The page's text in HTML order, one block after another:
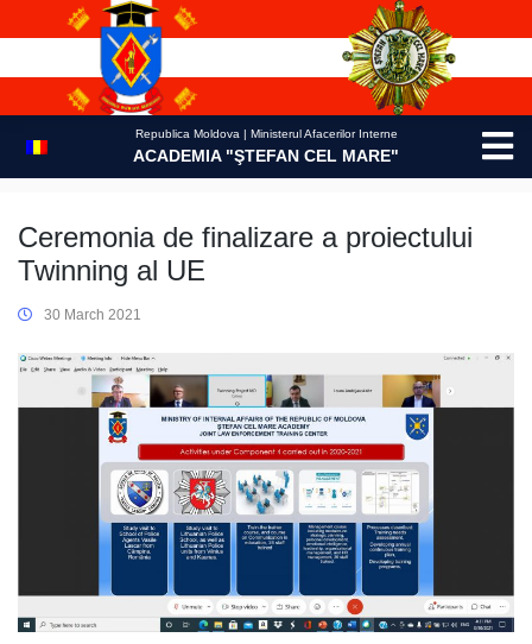
Republica Moldova | Ministerul Afacerilor Interne
ACADEMIA "ŞTEFAN CEL MARE"
Ceremonia de finalizare a proiectului
Twinning al UE
30 March 2021